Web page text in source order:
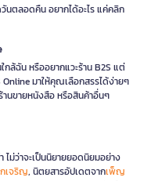
ตลอดคืน อยากได้อะไร แค่คลิก
ล้ฉัน หรืออยากแวะร้าน B2S แต่
Online มาให้คุณเลือกสรรได้ง่ายๆ
นขายหนังสือ หรือสินค้าอื่นๆ
ม่ว่าจะเป็นนิยายยอดนิยมอย่าง
เจริญ, นิตยสารอัปเดตจากเพ็ญ